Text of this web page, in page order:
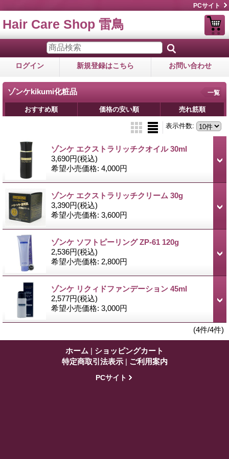
PCサイト
Hair Care Shop 雷鳥
ログイン 新規登録はこちら お問い合わせ
ゾンケkikumi化粧品 一覧
おすすめ順 価格の安い順 売れ筋順
表示件数:
ゾンケ エクストラリッチクオイル 30ml
3,690円(税込)
希望小売価格: 4,000円
ゾンケ エクストラリッチクリーム 30g
3,390円(税込)
希望小売価格: 3,600円
ゾンケ ソフトピーリング ZP-61 120g
2,536円(税込)
希望小売価格: 2,800円
ゾンケ リクィドファンデーション 45ml
2,577円(税込)
希望小売価格: 3,000円
(4件/4件)
ホーム | ショッピングカート
特定商取引法表示 | ご利用案内
PCサイト